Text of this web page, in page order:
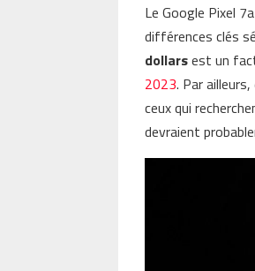
Le Google Pixel
différences clés
dollarsest un
2023. Par
ceux qui
devraient